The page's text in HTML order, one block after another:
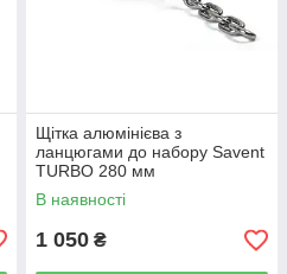
Щітка алюмінієва з
ланцюгами до набору Savent
TURBO 280 мм
В наявності
1 050 ₴